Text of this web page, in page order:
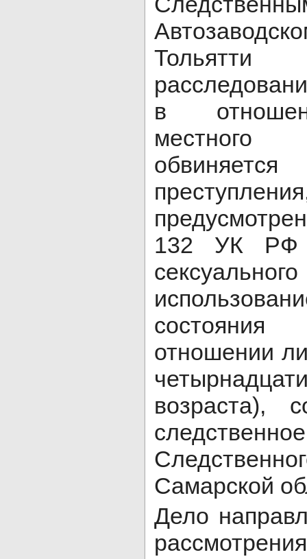
в
132 УК РФ
состояния
отношении
возраста),
Самарской
Дело